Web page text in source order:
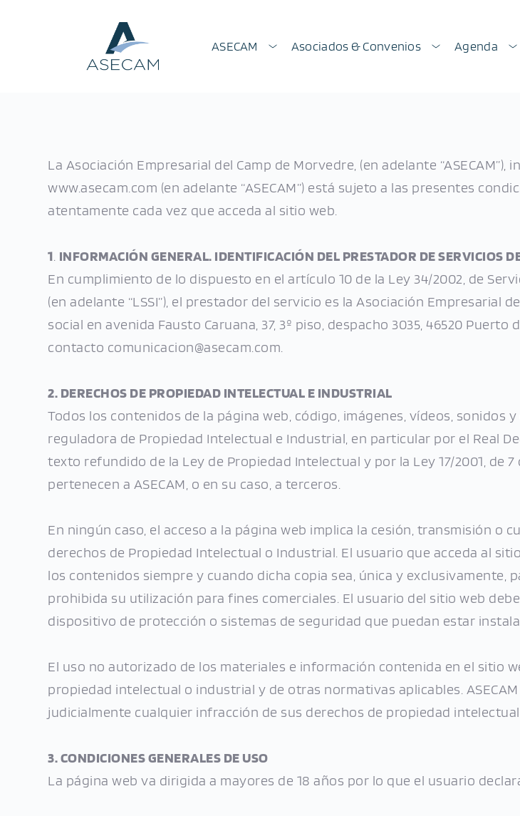
ASECAM Asociados & Convenios Agenda
La Asociación Empresarial del Camp de Morvedre, (en adelante
www.asecam.com (en adelante “ASECAM”) está sujeto a las presentes
atentamente cada vez que acceda al sitio web.
1. INFORMACIÓN GENERAL. IDENTIFICACIÓN DEL PRESTADOR DE SERVICIOS
En cumplimiento de lo dispuesto en el artículo 10 de la Ley 34/2002, de
(en adelante “LSSI”), el prestador del servicio es la Asociación Empresarial
social en avenida Fausto Caruana, 37, 3º piso, despacho 3035, 46520
contacto comunicacion@asecam.com.
2. DERECHOS DE PROPIEDAD INTELECTUAL E INDUSTRIAL
Todos los contenidos de la página web, código, imágenes, vídeos,
reguladora de Propiedad Intelectual e Industrial, en particular por el Real
texto refundido de la Ley de Propiedad Intelectual y por la Ley 17/2001, de
pertenecen a ASECAM, o en su caso, a terceros.
En ningún caso, el acceso a la página web implica la cesión, transmisión o
derechos de Propiedad Intelectual o Industrial. El usuario que acceda al
los contenidos siempre y cuando dicha copia sea, única y
prohibida su utilización para fines comerciales. El usuario del sitio web
dispositivo de protección o sistemas de seguridad que puedan estar
El uso no autorizado de los materiales e información contenida en el sitio
propiedad intelectual o industrial y de otras normativas aplicables.
judicialmente cualquier infracción de sus derechos de propiedad
3. CONDICIONES GENERALES DE USO
La página web va dirigida a mayores de 18 años por lo que el usuario